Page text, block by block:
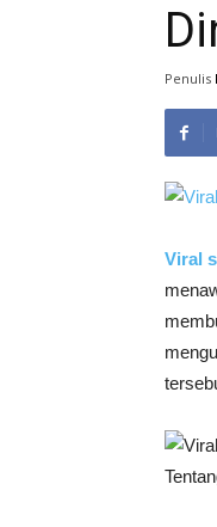
Penulis
Viral